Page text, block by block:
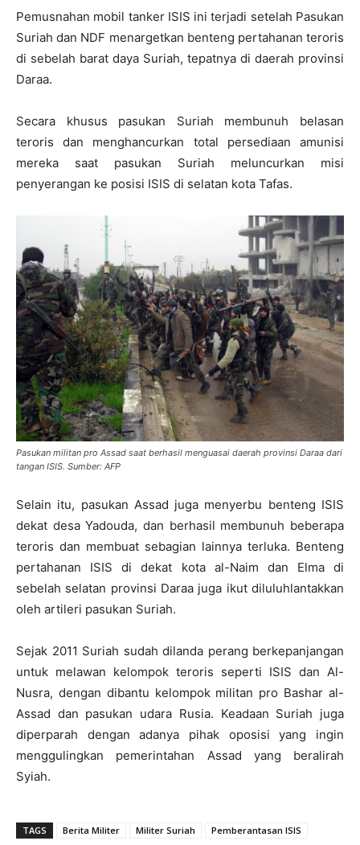
Pemusnahan mobil tanker ISIS ini terjadi setelah Pasukan
Suriah dan NDF menargetkan benteng pertahanan teroris
di sebelah barat daya Suriah, tepatnya di daerah provinsi
Daraa.
Secara khusus pasukan Suriah membunuh belasan
teroris dan menghancurkan total persediaan amunisi
mereka saat pasukan Suriah meluncurkan misi
penyerangan ke posisi ISIS di selatan kota Tafas.
Pasukan militan pro Assad saat berhasil menguasai daerah provinsi Daraa dari
tangan ISIS. Sumber: AFP
Selain itu, pasukan Assad juga menyerbu benteng ISIS
dekat desa Yadouda, dan berhasil membunuh beberapa
teroris dan membuat sebagian lainnya terluka. Benteng
pertahanan ISIS di dekat kota al-Naim dan Elma di
sebelah selatan provinsi Daraa juga ikut diluluhlantakkan
oleh artileri pasukan Suriah.
Sejak 2011 Suriah sudah dilanda perang berkepanjangan
untuk melawan kelompok teroris seperti ISIS dan Al-
Nusra, dengan dibantu kelompok militan pro Bashar al-
Assad dan pasukan udara Rusia. Keadaan Suriah juga
diperparah dengan adanya pihak oposisi yang ingin
menggulingkan pemerintahan Assad yang beralirah
Syiah.
TAGS Berita Militer Militer Suriah Pemberantasan ISIS